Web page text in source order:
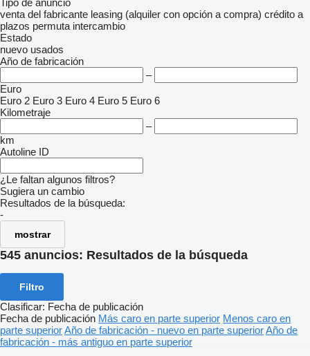
Tipo de anuncio
venta del fabricante leasing (alquiler con opción a compra) crédito a
plazos permuta intercambio
Estado
nuevo usados
Año de fabricación
–
Euro
Euro 2 Euro 3 Euro 4 Euro 5 Euro 6
Kilometraje
–
km
Autoline ID
¿Le faltan algunos filtros?
Sugiera un cambio
Resultados de la búsqueda:
-
mostrar
545 anuncios: Resultados de la búsqueda
Filtro
Clasificar: Fecha de publicación
Fecha de publicación Más caro en parte superior Menos caro en
parte superiorAño de fabricación - nuevo en parte superiorAño de
fabricación - más antiguo en parte superior